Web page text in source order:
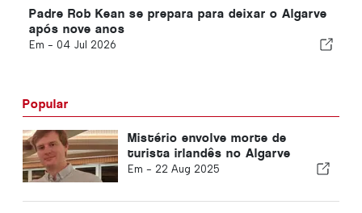
Padre Rob Kean se prepara para deixar o Algarve
após nove anos
Em - 04 Jul 2026
Popular
Mistério envolve morte de
turista irlandês no Algarve
Em - 22 Aug 2025